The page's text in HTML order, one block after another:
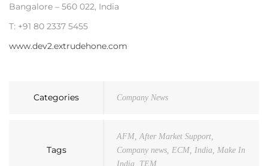
Bangalore – 560 022, India
T: +91 80 2337 5455
www.dev2.extrudehone.com
Categories Company News
Tags
AFM,After Market Support,
Company news, ECM, India, Make In
India, TEM